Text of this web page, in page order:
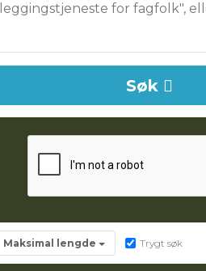
Søk
Maksimal lengde Trygt søk